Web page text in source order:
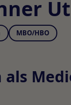
MBO/HBO
als